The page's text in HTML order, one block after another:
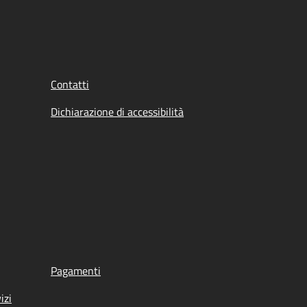
Contatti
Dichiarazione di accessibilità
Pagamenti